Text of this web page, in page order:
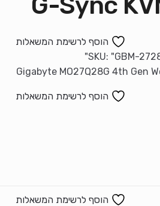
הוסף לרשימת המשאלות
SKU: "GBM-
הוסף לרשימת המשאלות
הוסף לרשימת המשאלות